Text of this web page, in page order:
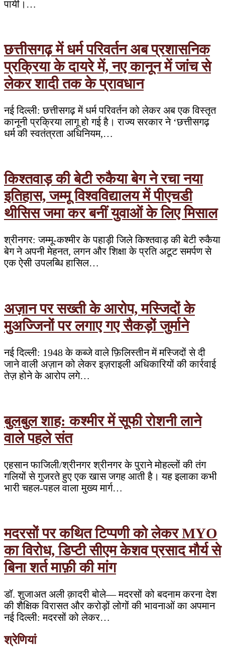
पायी।…
छत्तीसगढ़ में धर्म परिवर्तन अब प्रशासनिक
प्रक्रिया के दायरे में, नए कानून में जांच से
लेकर शादी तक के प्रावधान
नई दिल्ली: छत्तीसगढ़ में धर्म परिवर्तन को लेकर अब एक विस्तृत
कानूनी प्रक्रिया लागू हो गई है। राज्य सरकार ने ‘छत्तीसगढ़
धर्म की स्वतंत्रता अधिनियम,…
किश्तवाड़ की बेटी रुकैया बेग ने रचा नया
इतिहास, जम्मू विश्वविद्यालय में पीएचडी
थीसिस जमा कर बनीं युवाओं के लिए मिसाल
श्रीनगर: जम्मू-कश्मीर के पहाड़ी जिले किश्तवाड़ की बेटी रुकैया
बेग ने अपनी मेहनत, लगन और शिक्षा के प्रति अटूट समर्पण से
एक ऐसी उपलब्धि हासिल…
अज़ान पर सख्ती के आरोप, मस्जिदों के
मुअज्जिनों पर लगाए गए सैकड़ों जुर्माने
नई दिल्ली: 1948 के कब्जे वाले फ़िलिस्तीन में मस्जिदों से दी
जाने वाली अज़ान को लेकर इज़राइली अधिकारियों की कार्रवाई
तेज़ होने के आरोप लगे…
बुलबुल शाह: कश्मीर में सूफी रोशनी लाने
वाले पहले संत
एहसान फाजिली/श्रीनगर श्रीनगर के पुराने मोहल्लों की तंग
गलियों से गुजरते हुए एक खास जगह आती है। यह इलाका कभी
भारी चहल-पहल वाला मुख्य मार्ग…
मदरसों पर कथित टिप्पणी को लेकर MYO
का विरोध, डिप्टी सीएम केशव प्रसाद मौर्य से
बिना शर्त माफ़ी की मांग
डॉ. शुजाअत अली क़ादरी बोले— मदरसों को बदनाम करना देश
की शैक्षिक विरासत और करोड़ों लोगों की भावनाओं का अपमान
नई दिल्ली: मदरसों को लेकर…
श्रेणियां